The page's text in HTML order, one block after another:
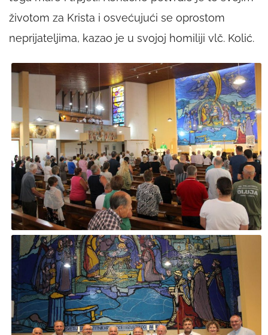
životom za Krista i osvećujući se oprostom
neprijateljima, kazao je u svojoj homiliji vlč. Kolić.